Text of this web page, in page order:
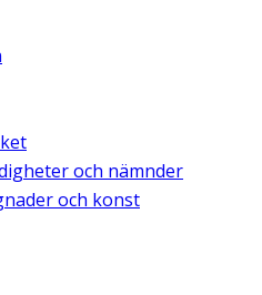
och nämnder
och konst